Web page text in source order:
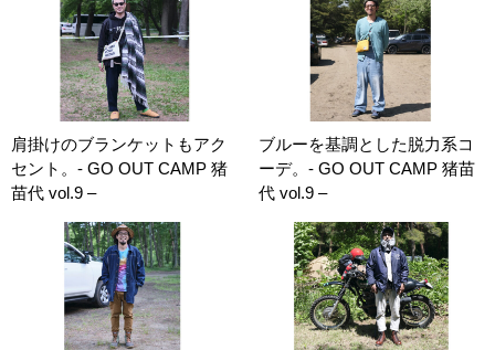
肩掛けのブランケットもアク
セント。- GO OUT CAMP 猪
苗代 vol.9 –
ブルーを基調とした脱力系コ
ーデ。- GO OUT CAMP 猪苗
代 vol.9 –